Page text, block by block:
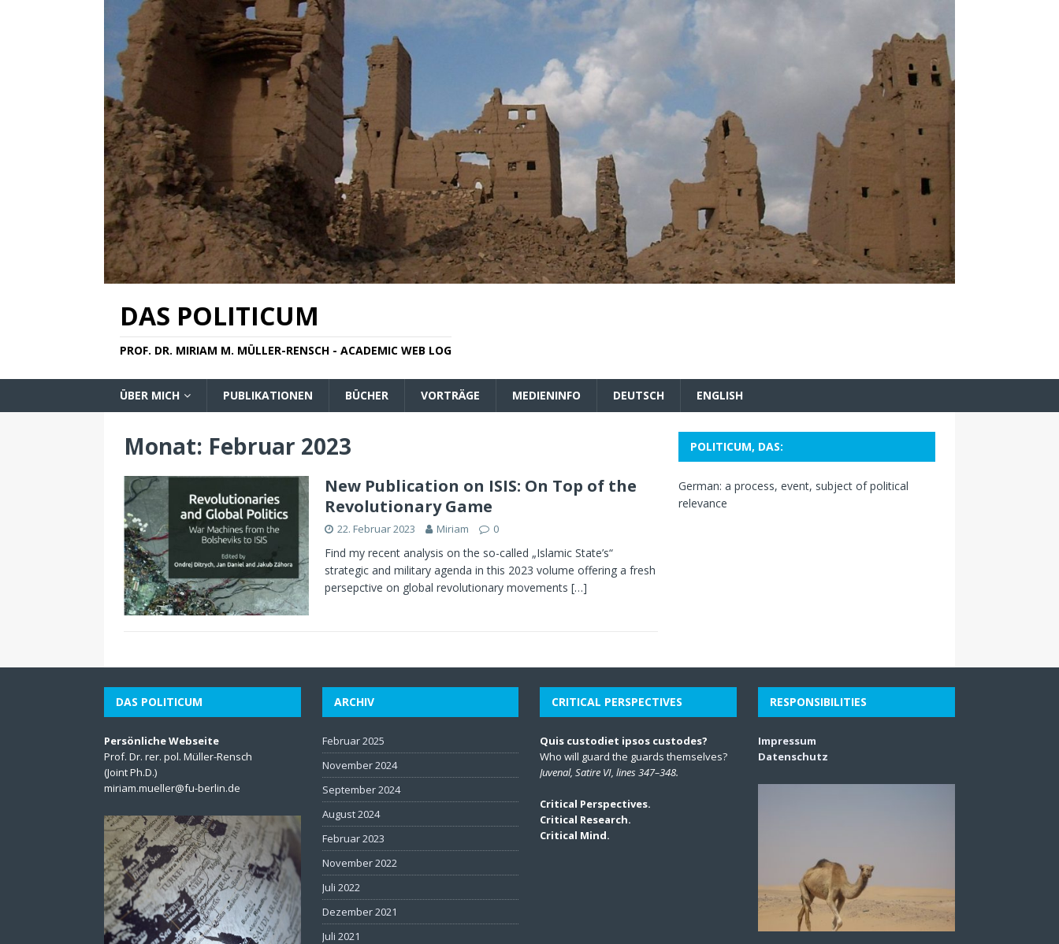
DAS POLITICUM
PROF. DR. MIRIAM M. MÜLLER-RENSCH - ACADEMIC WEB LOG
ÜBER MICH PUBLIKATIONEN BÜCHER VORTRÄGE MEDIENINFO DEUTSCH ENGLISH
Monat: Februar 2023
New Publication on ISIS: On Top of the
Revolutionary Game
22. Februar 2023 Miriam 0
Find my recent analysis on the so-called „Islamic State’s“
strategic and military agenda in this 2023 volume offering a fresh
persepctive on global revolutionary movements […]
POLITICUM, DAS:
German: a process, event, subject of political
relevance
DAS POLITICUM
Persönliche Webseite
Prof. Dr. rer. pol. Müller-Rensch
(Joint Ph.D.)
miriam.mueller@fu-berlin.de
ARCHIV
Februar 2025
November 2024
September 2024
August 2024
Februar 2023
November 2022
Juli 2022
Dezember 2021
Juli 2021
CRITICAL PERSPECTIVES
Quis custodiet ipsos custodes?
Who will guard the guards themselves?
Juvenal, Satire VI, lines 347–348.
Critical Perspectives.
Critical Research.
Critical Mind.
RESPONSIBILITIES
Impressum
Datenschutz